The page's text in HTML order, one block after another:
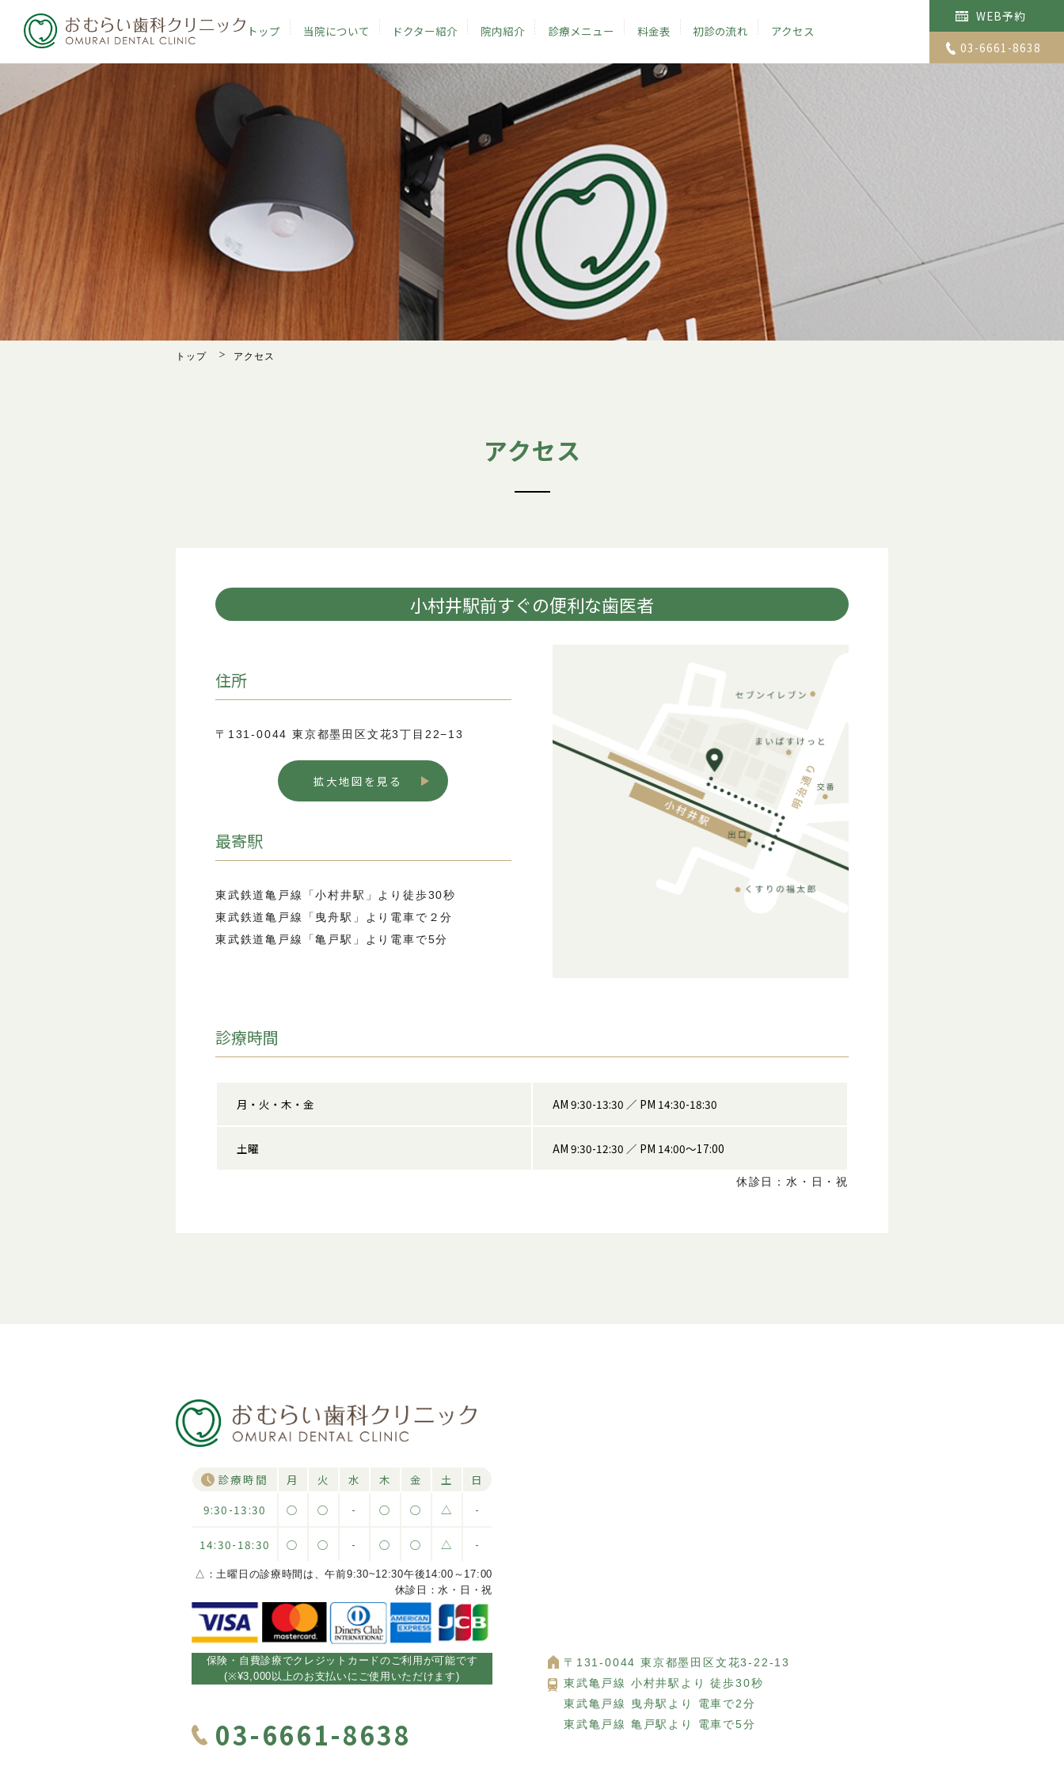
WEB予約
03-6661-8638
トップ 当院について ドクター紹介 院内紹介 診療メニュー 料金表 初診の流れ アクセス
トップ アクセス
アクセス
小村井駅前すぐの便利な歯医者
住所
〒131-0044東京都墨田区文花3丁目22−13
拡大地図を見る
最寄駅
東武鉄道亀戸線「小村井駅」より徒歩30秒
東武鉄道亀戸線「曳舟駅」より電車で２分
東武鉄道亀戸線「亀戸駅」より電車で5分
診療時間
月・火・木・金 AM 9:30-13:30 ／ PM 14:30-18:30
土曜 AM 9:30-12:30 ／ PM 14:00〜17:00
休診日：水・日・祝
診療時間 月 火 水 木 金 土
日
9:30-13:30
○ ○ - ○ ○ △ -
14:30-18:30 ○ ○ - ○ ○ △ -
△：土曜日の診療時間は、午前9:30~12:30午後14:00～17:00
休診日：水・日・祝
保険・自費診療でクレジットカードのご利用が可能です
(※¥3,000以上のお支払いにご使用いただけます)
03-6661-8638
〒131-0044 東京都墨田区文花3-22-13
東武亀戸線 小村井駅より 徒歩30秒
東武亀戸線 曳舟駅より 電車で2分
東武亀戸線 亀戸駅より 電車で5分